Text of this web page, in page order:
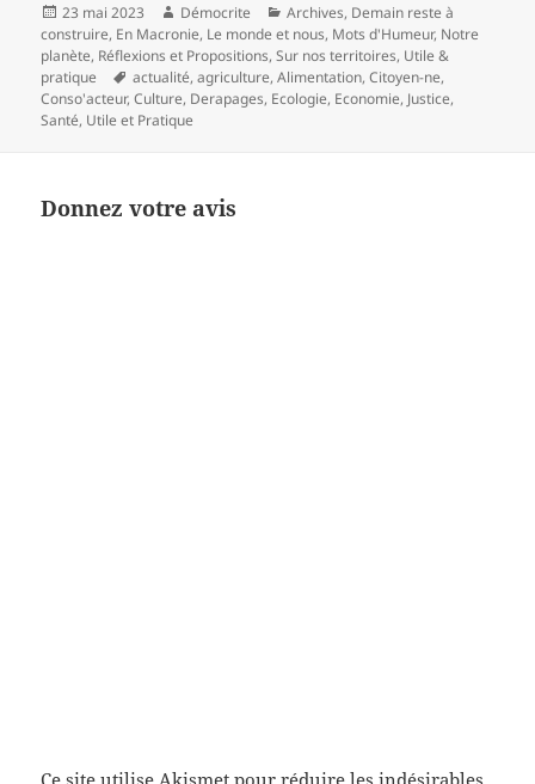
Publié
le
23 mai 2023 Auteur
Démocrite Catégories
Archives, Demain reste à
construire, En Macronie, Le monde et nous, Mots d'Humeur, Notre
planète, Réflexions et Propositions,Sur nos territoires, Utile &
pratique
Mots-
clés
actualité,agriculture,Alimentation,Citoyen-ne,
Conso'acteur,Culture, Derapages, Ecologie, Economie, Justice,
Santé, Utile et Pratique
Donnez votre avis
Ce site utilise Akismet pour réduire les indésirables.